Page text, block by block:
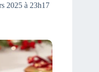
2025 à 23h17